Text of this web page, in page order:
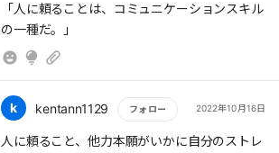
切にするヒマがない。疲れがたまると、すべて
を投げ出したくなってしまう。
抱え込み症候群の人は、嫌われることをおそ
れ、自分の気持ちを抑えるクセがついている。
自己肯定感が低いために、他人を優先してスト
もっと読む
「人に頼ることは、コミュニケーションスキル
の一種だ。」
k kentann1129 フォロー 2022年10月16日
もっと読む
人に頼ること、他力本願がいかに自分のストレ